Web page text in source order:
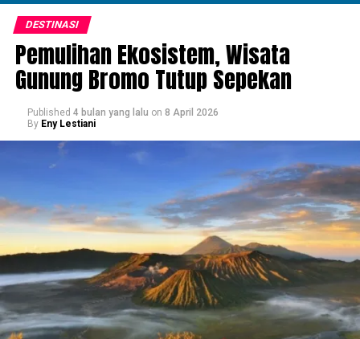
DESTINASI
Pemulihan Ekosistem, Wisata
Gunung Bromo Tutup Sepekan
Published 4 bulan yang lalu on 8 April 2026
By Eny Lestiani